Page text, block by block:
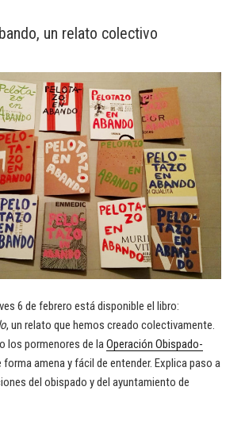
un relato colectivo
6 de febrero está disponible el libro:
, un relato que hemos creado colectivamente.
los pormenores de laOperación Obispado-
forma amena y fácil de entender. Explica paso a
del obispado y del ayuntamiento de